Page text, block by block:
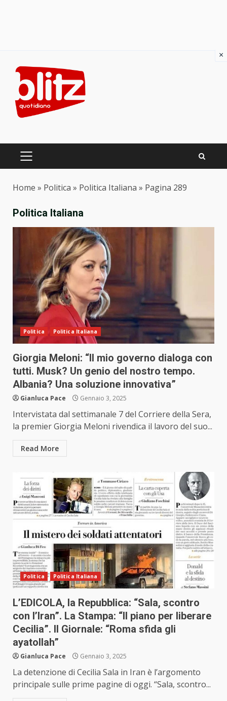
content
PRIMARY
Home » Politica » Politica Italiana » Pagina 289
Politica Italiana
Politica Politica Italiana
Giorgia Meloni: “Il mio governo dialoga con
tutti. Musk? Un genio del nostro tempo.
Albania? Una soluzione innovativa”
Gianluca Pace Gennaio 3, 2025
Intervistata dal settimanale 7 del Corriere della Sera,
la premier Giorgia Meloni rivendica il lavoro del suo...
Read More
Politica Politica Italiana
L’EDICOLA, la Repubblica: “Sala, scontro
con l’Iran”. La Stampa: “Il piano per liberare
Cecilia”. Il Giornale: “Roma sfida gli
ayatollah”
Gianluca Pace Gennaio 3, 2025
La detenzione di Cecilia Sala in Iran è l’argomento
principale sulle prime pagine di oggi. “Sala, scontro...
×